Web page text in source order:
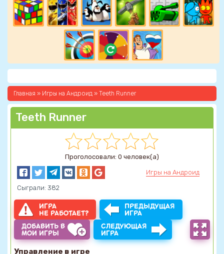
Главная » Игры на Андроид » Teeth Runner
Teeth Runner
Проголосовали: 0 человек(а)
Игры на Андроид
Сыграли: 382
ИГРА
НЕ РАБОТАЕТ?
ПРЕДЫДУЩАЯ
ИГРА
ДОБАВИТЬ В
МОИ ИГРЫ
СЛЕДУЮЩАЯ
ИГРА
Управление в игре